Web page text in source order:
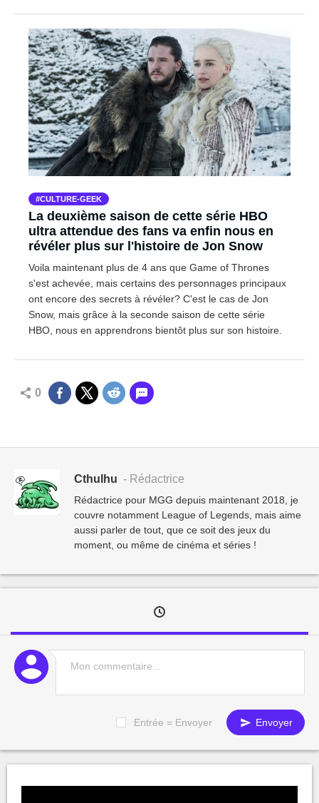
CULTURE-GEEK
La deuxième saison de cette série HBO
ultra attendue des fans va enfin nous en
révéler plus sur l'histoire de Jon Snow
Voila maintenant plus de 4 ans que Game of Thrones
s'est achevée, mais certains des personnages principaux
ont encore des secrets à révéler? C'est le cas de Jon
Snow, mais grâce à la seconde saison de cette série
HBO, nous en apprendrons bientôt plus sur son histoire.
0
Cthulhu - Rédactrice
Rédactrice pour MGG depuis maintenant 2018, je
couvre notamment League of Legends, mais aime
aussi parler de tout, que ce soit des jeux du
moment, ou même de cinéma et séries !
Entrée = Envoyer Envoyer